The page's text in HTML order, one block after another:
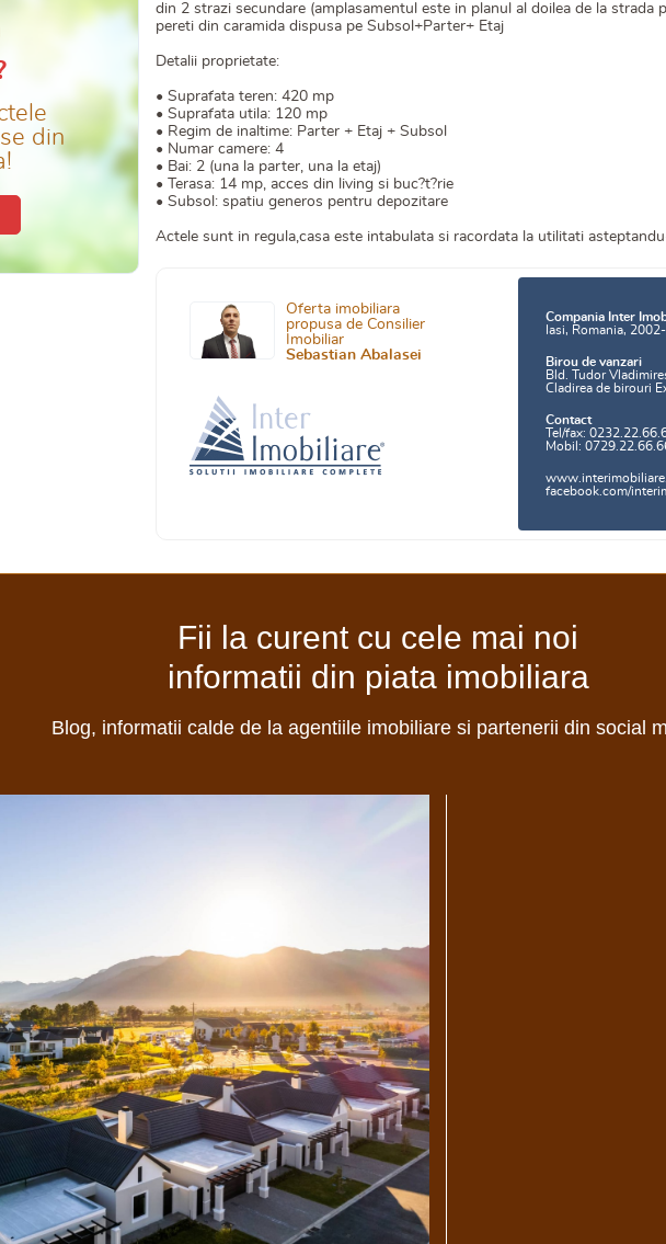
din
din 2 strazi secundare (amplasamentul este in planul al doilea de la strada
pereti din caramida dispusa pe Subsol+Parter+ Etaj
Detalii proprietate:
• Suprafata teren: 420 mp
• Suprafata utila: 120 mp
• Regim de inaltime: Parter + Etaj + Subsol
• Numar camere: 4
• Bai: 2 (una la parter, una la etaj)
• Terasa: 14 mp, acces din living si buc?t?rie
• Subsol: spatiu generos pentru depozitare
Actele sunt in regula,casa este intabulata si racordata la utilitati
Oferta imobiliara
propusa de Consilier
Imobiliar
Sebastian Abalasei
Compania Inter
Iasi, Romania,
Birou de vanzari
Bld. Tudor
Cladirea de birouri
Contact
Tel/fax:
Mobil:
facebook.com/
Fii la curent cu cele mai noi
informatii din piata imobiliara
Blog, informatii calde de la agentiile imobiliare si partenerii din social